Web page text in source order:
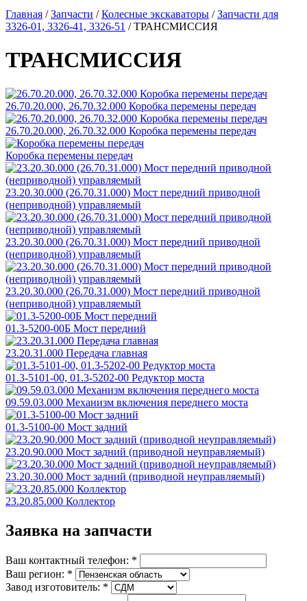
Главная /Запчасти /Колесные экскаваторы /Запчасти для
3326-01, 3326-41, 3326-51 /ТРАНСМИССИЯ
ТРАНСМИССИЯ
26.70.20.000, 26.70.32.000 Коробка перемены передач
26.70.20.000, 26.70.32.000 Коробка перемены передач
Коробка перемены передач
23.20.30.000 (26.70.31.000) Мост передний приводной
(неприводной) управляемый
23.20.30.000 (26.70.31.000) Мост передний приводной
(неприводной) управляемый
23.20.30.000 (26.70.31.000) Мост передний приводной
(неприводной) управляемый
01.3-5200-00Б Мост передний
23.20.31.000 Передача главная
01.3-5101-00, 01.3-5202-00 Редуктор моста
09.59.03.000 Механизм включения переднего моста
01.3-5100-00 Мост задний
23.20.90.000 Мост задний (приводной неуправляемый)
23.20.30.000 Мост задний (приводной неуправляемый)
23.20.85.000 Коллектор
Заявка на запчасти
Ваш контактный телефон: *
Ваш регион: *
Завод изготовитель: *